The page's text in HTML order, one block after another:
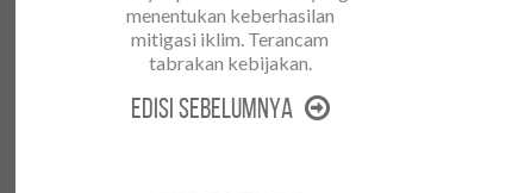
menentukan keberhasilan
mitigasi iklim. Terancam
tabrakan kebijakan.
Edisi Sebelumnya